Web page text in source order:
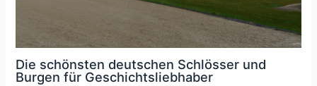
Die schönsten deutschen Schlösser und
Burgen für Geschichtsliebhaber